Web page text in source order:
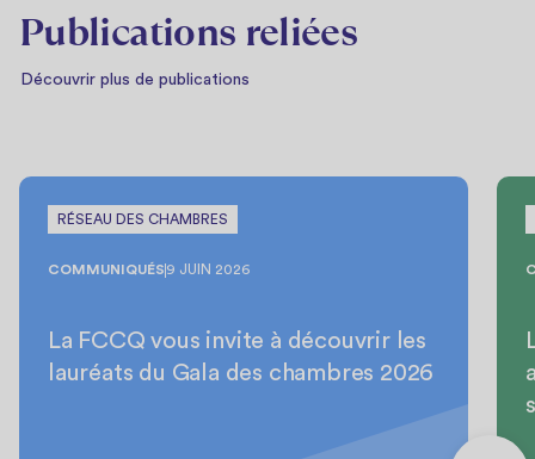
Publications reliées
Découvrir plus de publications
RÉSEAU DES CHAMBRES
COMMUNIQUÉS 9 JUIN 2026
La FCCQ vous invite à découvrir les
lauréats du Gala des chambres 2026